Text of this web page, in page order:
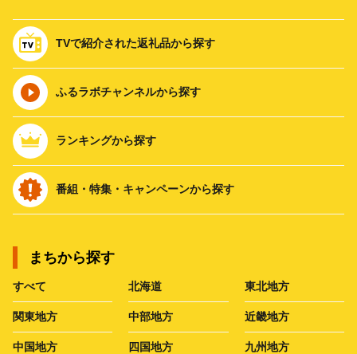
TVで紹介された返礼品から探す
ふるラボチャンネルから探す
ランキングから探す
番組・特集・キャンペーンから探す
まちから探す
すべて 北海道 東北地方
関東地方 中部地方 近畿地方
中国地方 四国地方 九州地方